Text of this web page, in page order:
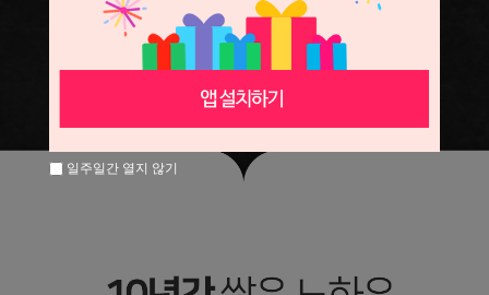
일주일간 열지 않기